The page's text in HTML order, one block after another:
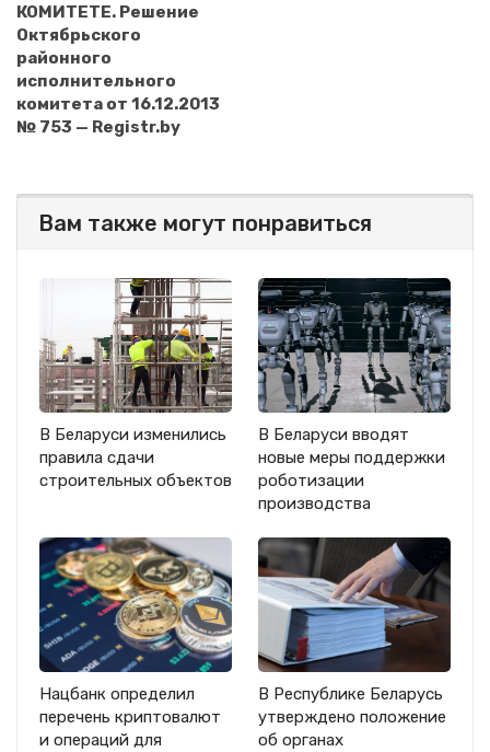
КОМИТЕТЕ. Решение
Октябрьского
районного
исполнительного
комитета от 16.12.2013
№ 753 — Registr.by
Вам также могут понравиться
В Беларуси изменились
правила сдачи
строительных объектов
В Беларуси вводят
новые меры поддержки
роботизации
производства
Нацбанк определил
перечень криптовалют
и операций для
В Республике Беларусь
утверждено положение
об органах